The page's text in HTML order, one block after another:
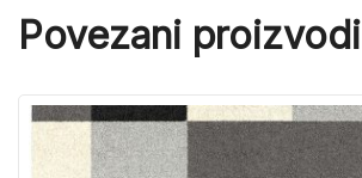
Povezani proizvodi